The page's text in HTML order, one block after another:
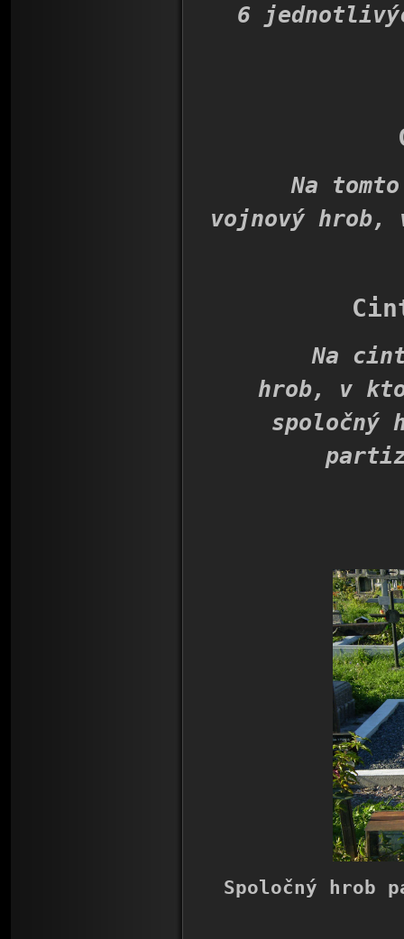
6
Na tomto
vojnový hrob,
Na
hrob, v
spoločný
Spoločný hrob